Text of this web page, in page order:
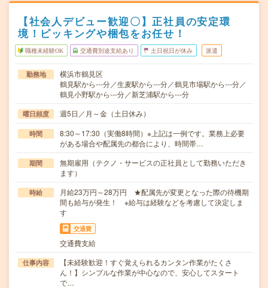
【社会人デビュー歓迎〇】正社員の安定環
境！ピッキングや梱包をお任せ！
職種未経験OK 交通費別途支給あり 土日祝日が休み 派遣
勤務地
横浜市鶴見区
鶴見駅から---分／生麦駅から---分／鶴見市場駅から---分／
鶴見小野駅から---分／新芝浦駅から---分
曜日頻度 週5日／月～金（土日休み）
時間
8:30～17:30（実働8時間）※上記は一例です。業務上必要
がある場合や配属先の都合により、時間帯…
期間
無期雇用（テクノ・サービスの正社員として勤務いただき
ます）
時給
月給23万円～28万円 ★配属先が変更となった際の待機期
間も給与が発生！ ※給与は経験などを考慮して決定しま
す
交通費
交通費支給
仕事内容
【未経験歓迎！すぐ覚えられるカンタン作業がたくさ
ん！】シンプルな作業が中心なので、安心してスタート
で…